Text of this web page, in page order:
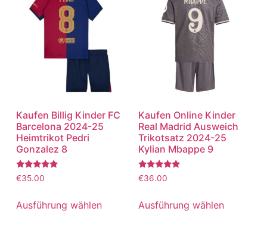
Kaufen Billig Kinder FC
Barcelona 2024-25
Heimtrikot Pedri
Gonzalez 8
Bewertet
mit
von 5
€35.00
Ausführung wählen
Kaufen Online Kinder
Real Madrid Ausweich
Trikotsatz 2024-25
Kylian Mbappe 9
Bewertet
mit
von 5
€36.00
Ausführung wählen